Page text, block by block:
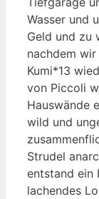
Wasser und
Geld und zu
nachdem
Kumi*13
von Piccoli
Hauswände
wild und
Strudel
entstand ein
lachendes